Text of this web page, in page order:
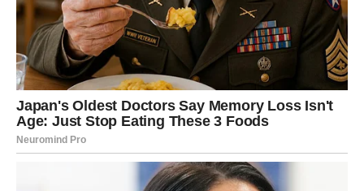
Proces posvajanja djece može biti zastrašujuće iskustvo zbog
brojnih preduvjeta koji moraju biti ispunjeni i specifičnih
ograničenja koja postoje. Uključuje mukotrpan zadatak
prikupljanja raznih dokumenata i prolaska kroz birokratske
prepreke koje mogu potrajati dvije do tri godine. U mom
razgovoru sa Sergejem Ćetkovićem, koji je osobno prošao